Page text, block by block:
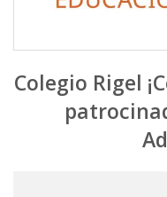
Colegio Rigel